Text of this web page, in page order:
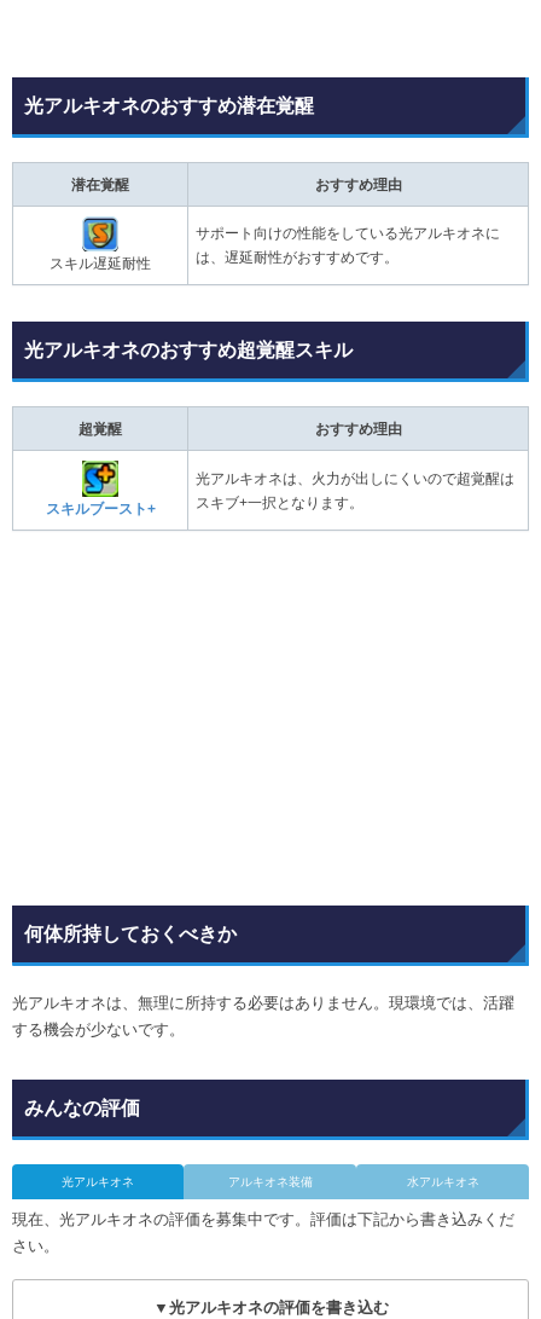
光アルキオネのおすすめ潜在覚醒
潜在覚醒 おすすめ理由
スキル遅延耐性
サポート向けの性能をしている光アルキオネに
は、遅延耐性がおすすめです。
光アルキオネのおすすめ超覚醒スキル
超覚醒 おすすめ理由
スキルブースト+
光アルキオネは、火力が出しにくいので超覚醒は
スキブ+一択となります。
何体所持しておくべきか
光アルキオネは、無理に所持する必要はありません。現環境では、活躍
する機会が少ないです。
みんなの評価
光アルキオネ アルキオネ装備 水アルキオネ
現在、光アルキオネの評価を募集中です。評価は下記から書き込みくだ
さい。
▼光アルキオネの評価を書き込む